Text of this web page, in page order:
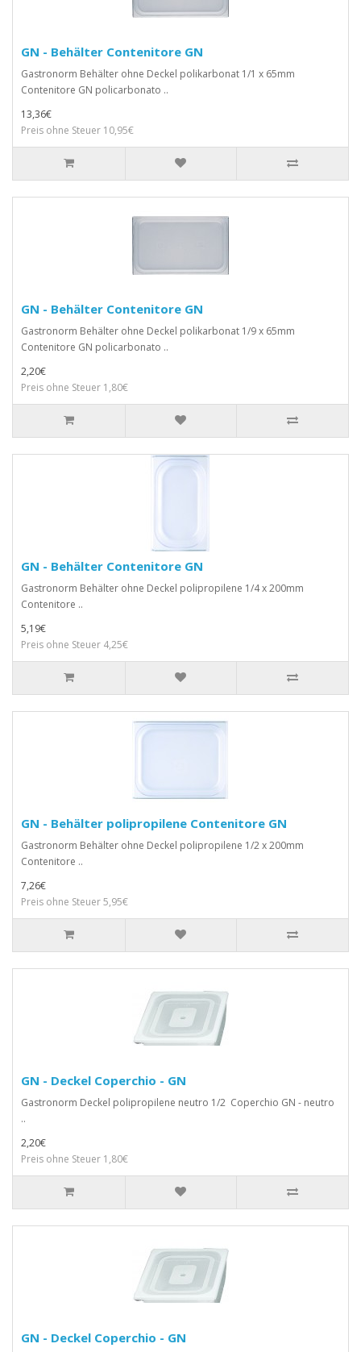
GN - Behälter Contenitore GN
Gastronorm Behälter ohne Deckel polikarbonat 1/1 x 65mm
Contenitore GN policarbonato ..
13,36€
Preis ohne Steuer 10,95€
GN - Behälter Contenitore GN
Gastronorm Behälter ohne Deckel polikarbonat 1/9 x 65mm
Contenitore GN policarbonato ..
2,20€
Preis ohne Steuer 1,80€
GN - Behälter Contenitore GN
Gastronorm Behälter ohne Deckel polipropilene 1/4 x 200mm
Contenitore ..
5,19€
Preis ohne Steuer 4,25€
GN - Behälter polipropilene Contenitore GN
Gastronorm Behälter ohne Deckel polipropilene 1/2 x 200mm
Contenitore ..
7,26€
Preis ohne Steuer 5,95€
GN - Deckel Coperchio - GN
Gastronorm Deckel polipropilene neutro 1/2 Coperchio GN - neutro
..
2,20€
Preis ohne Steuer 1,80€
GN - Deckel Coperchio - GN